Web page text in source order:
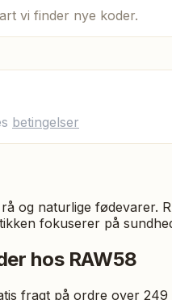
vi finder nye koder.
betingelser
og naturlige fødevarer.
fokuserer på
hos RAW58
fragt på ordre over 249